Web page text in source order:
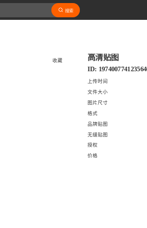
搜索
收藏 高清贴图
ID:
上传时间
文件大小
图片尺寸
格式
品牌贴图
无缝贴图
授权
价格